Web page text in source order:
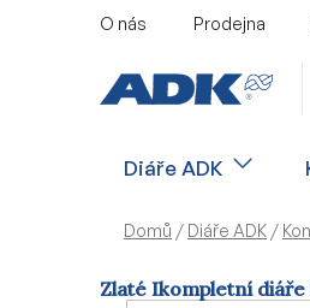
O nás Prodejna
Diáře ADK
Domů / Diáře ADK /
Zlaté Ikompletní